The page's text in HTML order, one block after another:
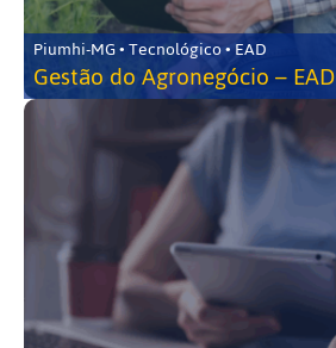
Piumhi-MG • Tecnológico • EAD
Gestão do Agronegócio – EAD